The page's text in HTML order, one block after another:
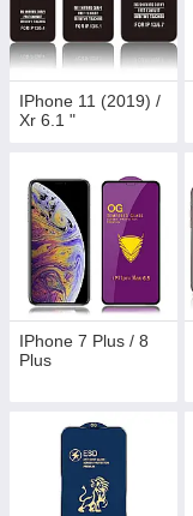
IPhone 11 (2019) /
Xr 6.1 "
IPhone 7 Plus / 8
Plus